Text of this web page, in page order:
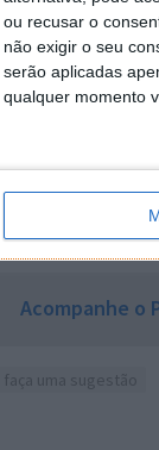
ou recusar o
não exigir o seu
serão aplicadas
qualquer momento
devolvidos os
Acompanhe o